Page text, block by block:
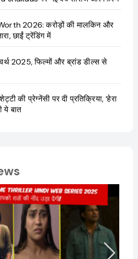
2026: करोड़ों की मालकिन और
छाईं ट्रेंडिंग में
2025, फिल्मों और ब्रांड डील्स से
की प्रेग्नेंसी पर दी प्रतिक्रिया, ‘हेरा
ये बात